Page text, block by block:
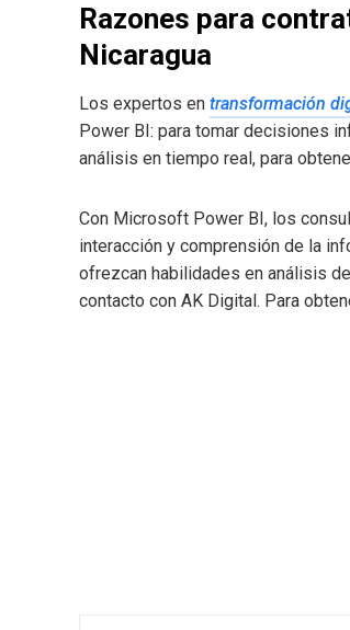
Razones para
Nicaragua
Los expertos en transformación
Power BI: para tomar decisiones
análisis en tiempo real, para
Con Microsoft Power BI, los
interacción y comprensión de la
ofrezcan habilidades en análisis
contacto con AK Digital. Para